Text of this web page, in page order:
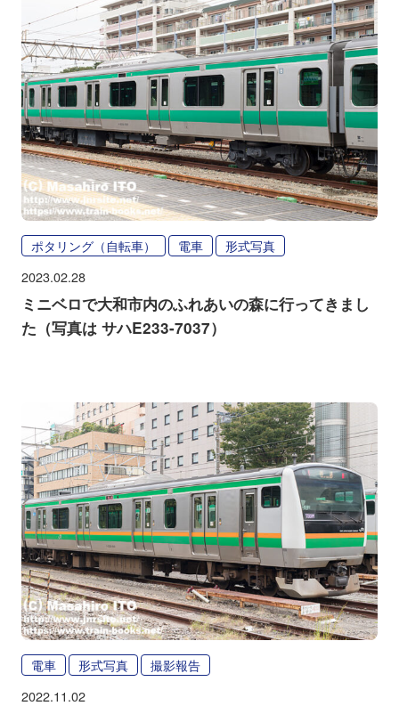
ポタリング（自転車） 電車 形式写真
2023.02.28
ミニベロで大和市内のふれあいの森に行ってきまし
た（写真は サハE233-7037）
電車 形式写真 撮影報告
2022.11.02